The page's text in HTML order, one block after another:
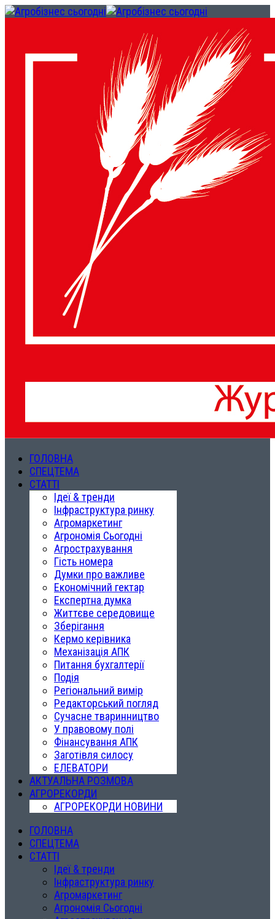
ГОЛОВНА
СПЕЦТЕМА
СТАТТІ
Ідеї & тренди
Інфраструктура ринку
Агромаркетинг
Агрономія Сьогодні
Агрострахування
Гість номера
Думки про важливе
Економічний гектар
Експертна думка
Життєве середовище
Зберігання
Кермо керівника
Механізація АПК
Питання бухгалтерії
Подія
Регіональний вимір
Редакторський погляд
Сучасне тваринництво
У правовому полі
Фінансування АПК
Заготівля силосу
ЕЛЕВАТОРИ
АКТУАЛЬНА РОЗМОВА
АГРОРЕКОРДИ
АГРОРЕКОРДИ НОВИНИ
ГОЛОВНА
СПЕЦТЕМА
СТАТТІ
Ідеї & тренди
Інфраструктура ринку
Агромаркетинг
Агрономія Сьогодні